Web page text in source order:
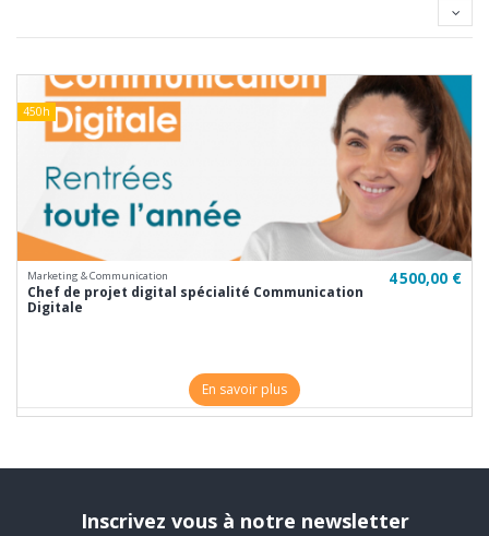
450h
Marketing & Communication
Chef de projet digital spécialité Communication
Digitale
4 500,00 €
En savoir plus
Inscrivez vous à notre newsletter